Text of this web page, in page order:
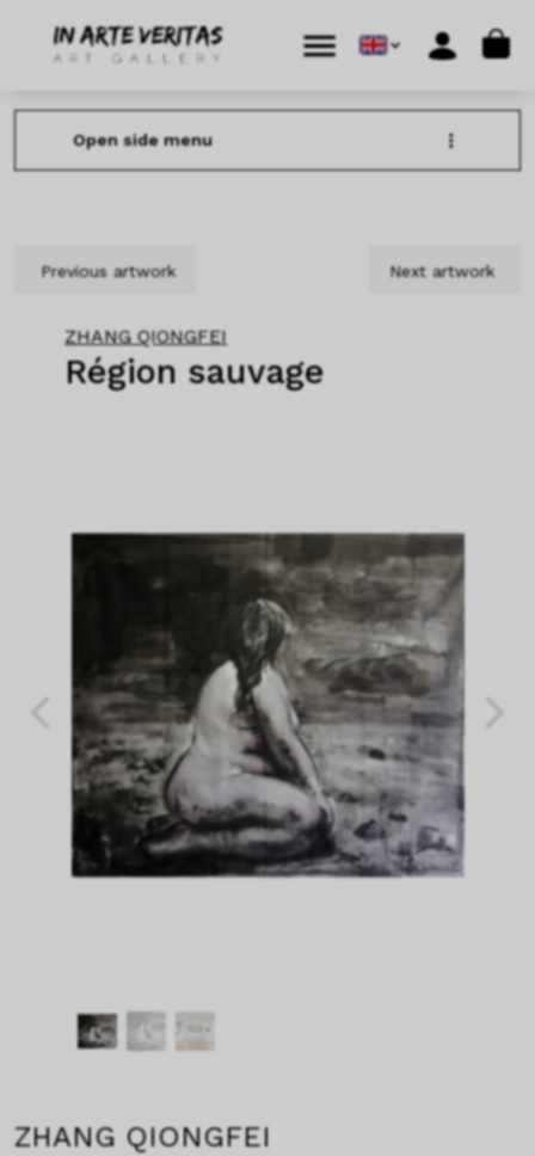
Cart
Previous artwork Next artwork
ZHANG QIONGFEI
Région sauvage
ZHANG QIONGFEI
Open side menu